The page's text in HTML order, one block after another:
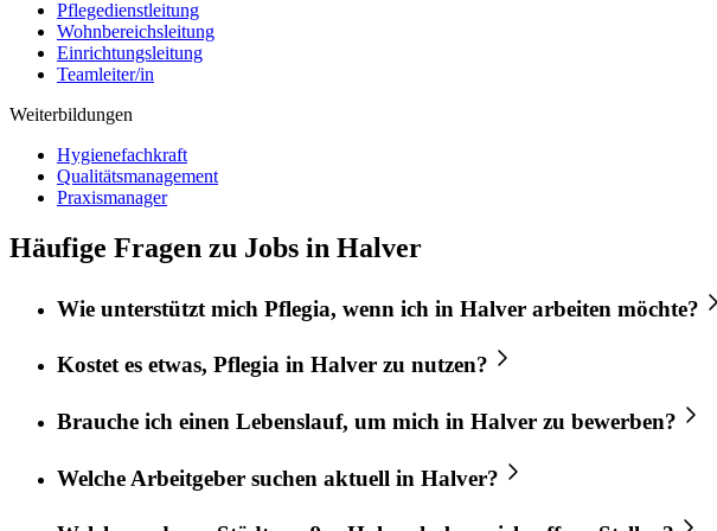
Pflegedienstleitung
Wohnbereichsleitung
Einrichtungsleitung
Teamleiter/in
Weiterbildungen
Hygienefachkraft
Qualitätsmanagement
Praxismanager
Häufige Fragen zu Jobs in Halver
Wie unterstützt mich Pflegia, wenn ich in Halver arbeiten möchte?
Kostet es etwas, Pflegia in Halver zu nutzen?
Brauche ich einen Lebenslauf, um mich in Halver zu bewerben?
Welche Arbeitgeber suchen aktuell in Halver?